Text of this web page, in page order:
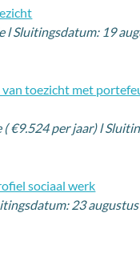
l Sluitingsdatum: 19
toezicht met
€9.524 per jaar) l
sociaal werk
23